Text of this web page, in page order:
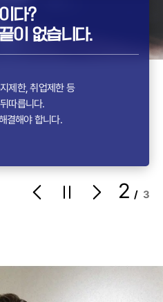
다?
이 없습니다.
제한, 취업제한 등
따릅니다.
결해야 합니다.
2 / 3